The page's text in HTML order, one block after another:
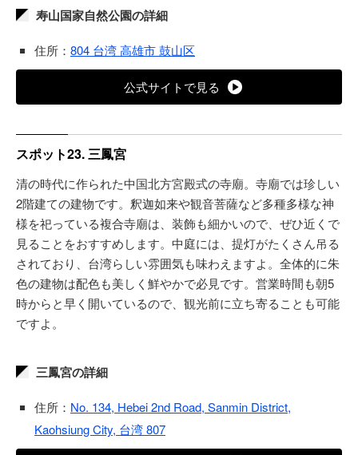
寿山国家自然公園の詳細
住所： 804 台湾 高雄市 鼓山区
公式サイトで見る
スポット23. 三鳳宮
清の時代に作られた中国北方宮殿式の寺廟。寺廟では珍しい
2階建ての建物です。釈迦如来や観音菩薩など多種多様な神
様を祀っている複合寺廟は、装飾も細かいので、ぜひ近くで
見ることをおすすめします。中庭には、提灯がたくさん吊る
されており、台湾らしい雰囲気も味わえますよ。全体的に朱
色の建物は配色も美しく鮮やかで必見です。営業時間も朝5
時からと早く開いているので、観光前に立ち寄ることも可能
ですよ。
三鳳宮の詳細
住所： No. 134, Hebei 2nd Road, Sanmin District,
Kaohsiung City, 台湾 807